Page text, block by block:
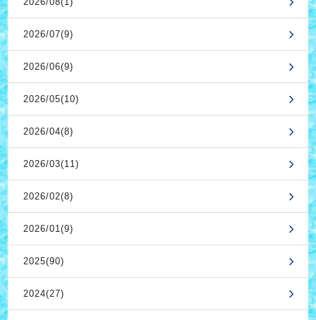
2026/07(9)
2026/06(9)
2026/05(10)
2026/04(8)
2026/03(11)
2026/02(8)
2026/01(9)
2025(90)
2024(27)